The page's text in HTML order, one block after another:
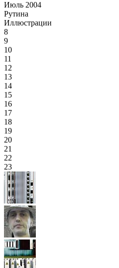
Июль 2004
Рутина
Иллюстрации
8
9
10
11
12
13
14
15
16
17
18
19
20
21
22
23